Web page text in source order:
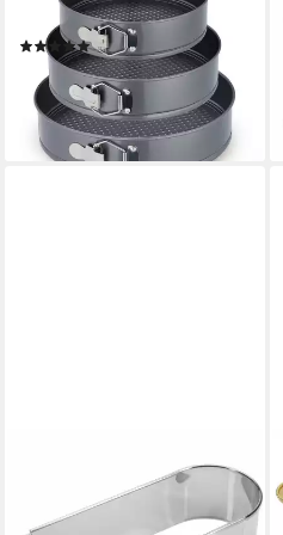
Springform Set
(5)
19,99 € UVP39,99 €
-50%
lieferbar - in 2-3 Werktagen bei dir
Backform Oval, Ausziehbar,
Rostfreier Edelstahl, Silber,